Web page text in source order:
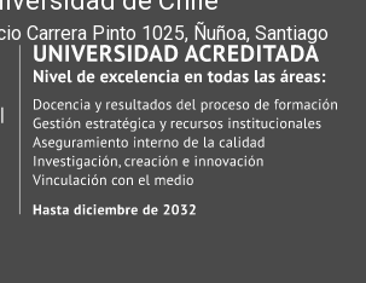
Carrera Pinto 1025, Ñuñoa, Santiago